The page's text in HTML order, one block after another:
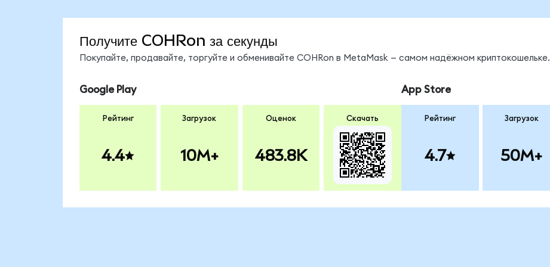
Получите COHRon за секунды
Покупайте, продавайте, торгуйте и обменивайте COHRon в MetaMask — самом надёжном криптокошельке.
Google Play
Рейтинг
4.4
Загрузок
10M+
Оценок
483.8K
Скачать
App Store
Рейтинг
4.7
Загрузок
50M+